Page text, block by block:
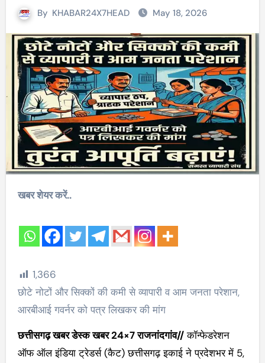
By KHABAR24X7HEAD May 18, 2026
खबर शेयर करें..
1,366
छोटे नोटों और सिक्कों की कमी से व्यापारी व आम जनता परेशान,
आरबीआई गवर्नर को पत्र लिखकर की मांग
छत्तीसगढ़ खबर डेस्क खबर 24×7 राजनांदगांव//कॉन्फेडरेशन
ऑफ ऑल इंडिया ट्रेडर्स (कैट) छत्तीसगढ़ इकाई ने प्रदेशभर में 5,